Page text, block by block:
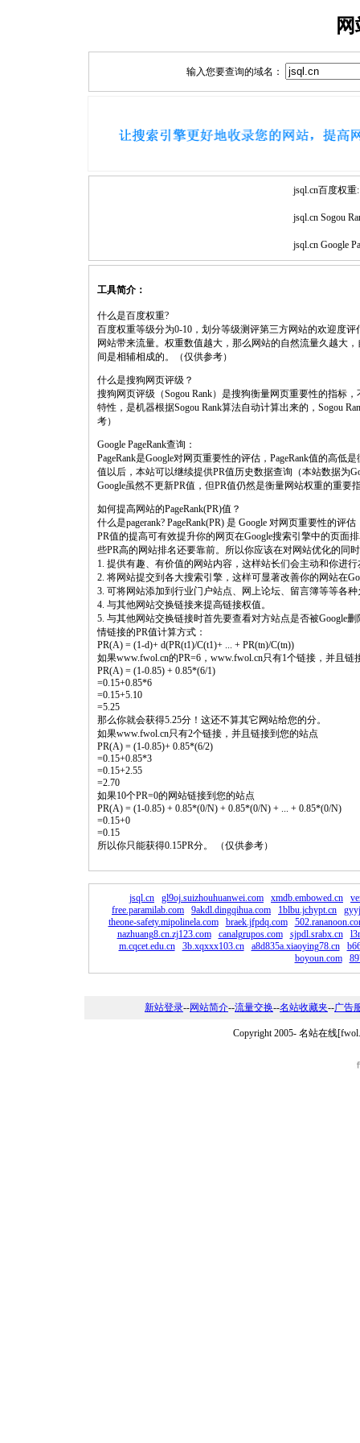
输入您要查询的域名：
jsql.cn百度权重:
jsql.cn Sogou
jsql.cn Google
工具简介：
什么是百度权重?
百度权重等级分为0-10，划分等级测评第三方网站的欢迎度
网站带来流量。权重数值越大，那么网站的自然流量久越大
间是相辅相成的。（仅供参考）
什么是搜狗网页评级？
搜狗网页评级（Sogou Rank）是搜狗衡量网页重要性的指标
特性，是机器根据Sogou Rank算法自动计算出来的，Sogou
考）
Google PageRank查询：
PageRank是Google对网页重要性的评估，PageRank值的高
值以后，本站可以继续提供PR值历史数据查询（本站数据为
Google虽然不更新PR值，但PR值仍然是衡量网站权重的重要
如何提高网站的PageRank(PR)值？
什么是pagerank? PageRank(PR) 是 Google 对网页重要性的评估
PR值的提高可有效提升你的网页在Google搜索引擎中的页面
些PR高的网站排名还要靠前。所以你应该在对网站优化的同
1. 提供有趣、有价值的网站内容，这样站长们会主动和你进
2. 将网站提交到各大搜索引擎，这样可显著改善你的网站在
3. 可将网站添加到行业门户站点、网上论坛、留言簿等等各
4. 与其他网站交换链接来提高链接权值。
5. 与其他网站交换链接时首先要查看对方站点是否被Google
情链接的PR值计算方式：
PR(A) = (1-d)+ d(PR(t1)/C(t1)+ ... + PR(tn)/C(tn))
如果www.fwol.cn的PR=6，www.fwol.cn只有1个链接，并且链
PR(A) = (1-0.85) + 0.85*(6/1)
=0.15+0.85*6
=0.15+5.10
=5.25
那么你就会获得5.25分！这还不算其它网站给您的分。
如果www.fwol.cn只有2个链接，并且链接到您的站点
PR(A) = (1-0.85)+ 0.85*(6/2)
=0.15+0.85*3
=0.15+2.55
=2.70
如果10个PR=0的网站链接到您的站点
PR(A) = (1-0.85) + 0.85*(0/N) + 0.85*(0/N) + ... + 0.85*(0/N)
=0.15+0
=0.15
所以你只能获得0.15PR分。 （仅供参考）
jsql.cn gl9oj.suizhouhuanwei.com xmdb.embowed.cn
free.paramilab.com
9akdl.dingqihua.com 1blbu.jchypt.cn
theone-safety.mipolinela.com
braek.jfpdq.com
nazhuang8.cn.zj123.com
canalgrupos.com sjpdl.srabx.cn
m.cqcet.edu.cn
3b.xqxxx103.cn a8d835a.xiaoying78.cn
boyoun.com
新站登录--网站简介--流量交换--名站收藏夹--广告
Copyright 2005- 名站在线